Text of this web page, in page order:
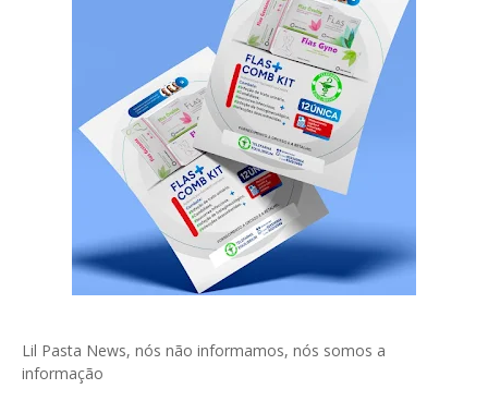
Lil Pasta News, nós não informamos, nós somos a
informação